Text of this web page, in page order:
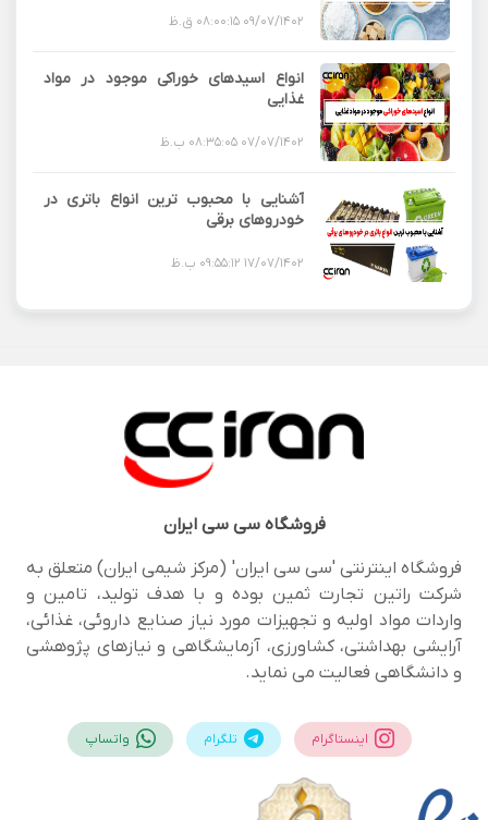
09/07/1402 08:00:15 ق.ظ
انواع اسیدهای خوراکی موجود در مواد
غذایی
07/07/1402 08:35:05 ب.ظ
آشنایی با محبوب ترین انواع باتری در
خودروهای برقی
17/07/1402 09:55:12 ب.ظ
فروشگاهسی سی ایران
فروشگاه اینترنتی 'سی سی ایران' (مرکز شیمی ایران) متعلق به
شرکت راتین تجارت ثمین بوده و با هدف تولید، تامین و
واردات مواد اولیه و تجهیزات مورد نیاز صنایع داروئی، غذائی،
آرایشی بهداشتی، کشاورزی، آزمایشگاهی و نیازهای پژوهشی
و دانشگاهی فعالیت می نماید.
اینستاگرام تلگرام واتساپ